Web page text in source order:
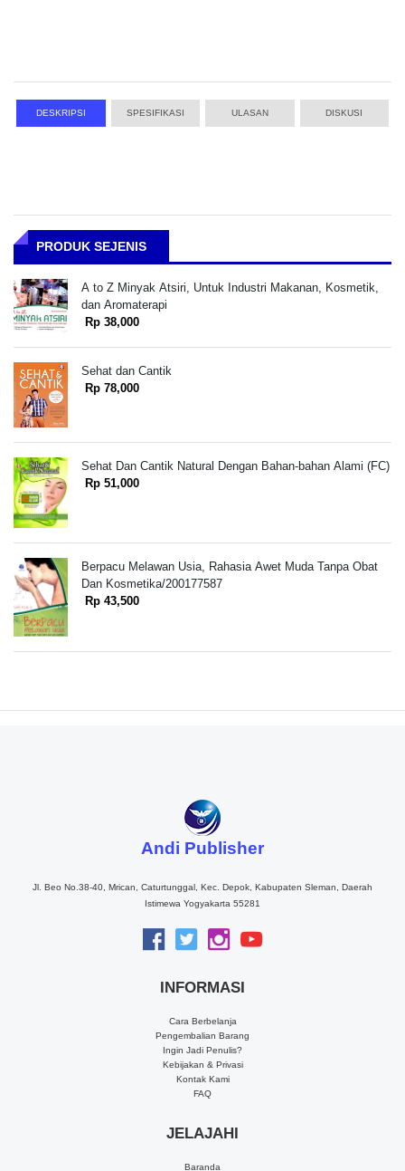
DESKRIPSI SPESIFIKASI ULASAN DISKUSI
PRODUK SEJENIS
A to Z Minyak Atsiri, Untuk Industri Makanan, Kosmetik,
dan Aromaterapi
Rp 38,000
Sehat dan Cantik
Rp 78,000
Sehat Dan Cantik Natural Dengan Bahan-bahan Alami (FC)
Rp 51,000
Berpacu Melawan Usia, Rahasia Awet Muda Tanpa Obat
Dan Kosmetika/200177587
Rp 43,500
Andi Publisher
Jl. Beo No.38-40, Mrican, Caturtunggal, Kec. Depok, Kabupaten Sleman, Daerah
Istimewa Yogyakarta 55281
INFORMASI
Cara Berbelanja
Pengembalian Barang
Ingin Jadi Penulis?
Kebijakan & Privasi
Kontak Kami
FAQ
JELAJAHI
Baranda